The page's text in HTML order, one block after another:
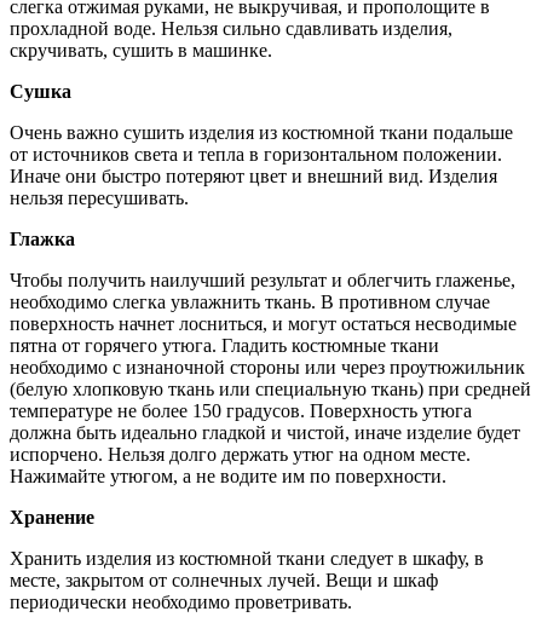
слегка отжимая руками, не выкручивая, и прополощите в
прохладной воде. Нельзя сильно сдавливать изделия,
скручивать, сушить в машинке.
Сушка
Очень важно сушить изделия из костюмной ткани подальше
от источников света и тепла в горизонтальном положении.
Иначе они быстро потеряют цвет и внешний вид. Изделия
нельзя пересушивать.
Глажка
Чтобы получить наилучший результат и облегчить глаженье,
необходимо слегка увлажнить ткань. В противном случае
поверхность начнет лосниться, и могут остаться несводимые
пятна от горячего утюга. Гладить костюмные ткани
необходимо с изнаночной стороны или через проутюжильник
(белую хлопковую ткань или специальную ткань) при средней
температуре не более 150 градусов. Поверхность утюга
должна быть идеально гладкой и чистой, иначе изделие будет
испорчено. Нельзя долго держать утюг на одном месте.
Нажимайте утюгом, а не водите им по поверхности.
Хранение
Хранить изделия из костюмной ткани следует в шкафу, в
месте, закрытом от солнечных лучей. Вещи и шкаф
периодически необходимо проветривать.